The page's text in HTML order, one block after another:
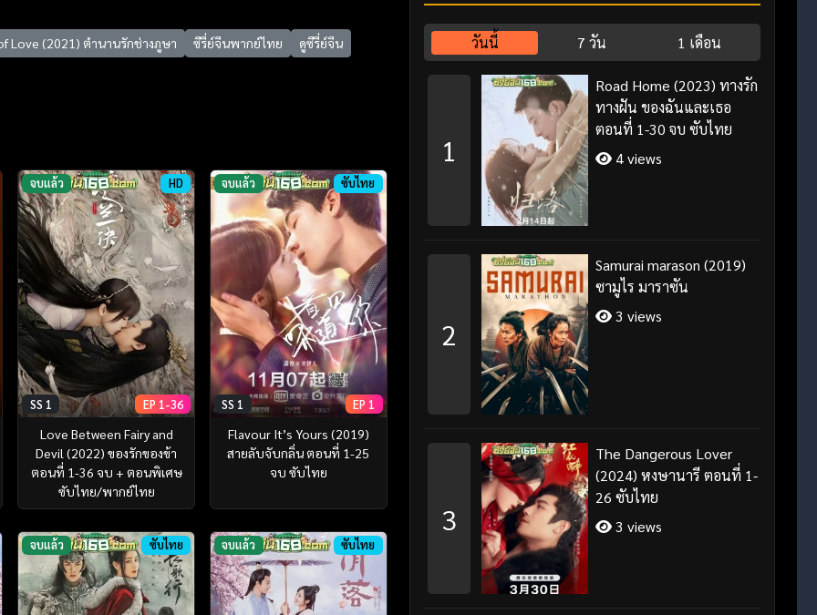
Love (2021) ตำนานรักช่างภูษา ซีรี่ย์จีนพากย์ไทย ดูซีรี่ย์จีน
จบแล้ว HD
SS 1 EP 1-36
Love Between Fairy and
Devil (2022) ของรักของข้า
ตอนที่ 1-36 จบ + ตอนพิเศษ
ซับไทย/พากย์ไทย
จบแล้ว ซับไทย
SS 1 EP 1
Flavour It’s Yours (2019)
สายลับจับกลิ่น ตอนที่ 1-25
จบ ซับไทย
จบแล้ว ซับไทย จบแล้ว ซับไทย
วันนี้ 7 วัน 1 เดือน
1
Road Home (2023) ทางรัก
ทางฝัน ของฉันและเธอ
ตอนที่ 1-30 จบ ซับไทย
4 views
2
Samurai marason (2019)
ซามูไร มาราซัน
3 views
3
The Dangerous Lover
(2024) หงษานารี ตอนที่ 1-
26 ซับไทย
3 views